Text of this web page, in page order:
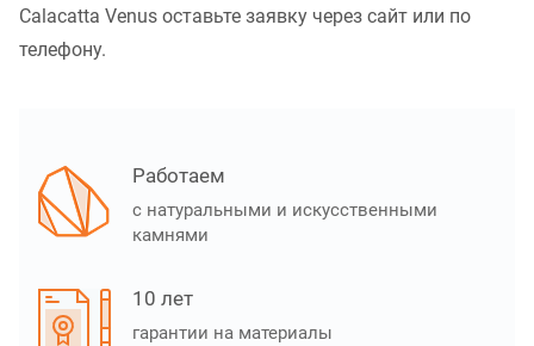
Calacatta Venus оставьте заявку через сайт или по
телефону.
Работаем
с натуральными и искусственными
камнями
10 лет
гарантии на материалы